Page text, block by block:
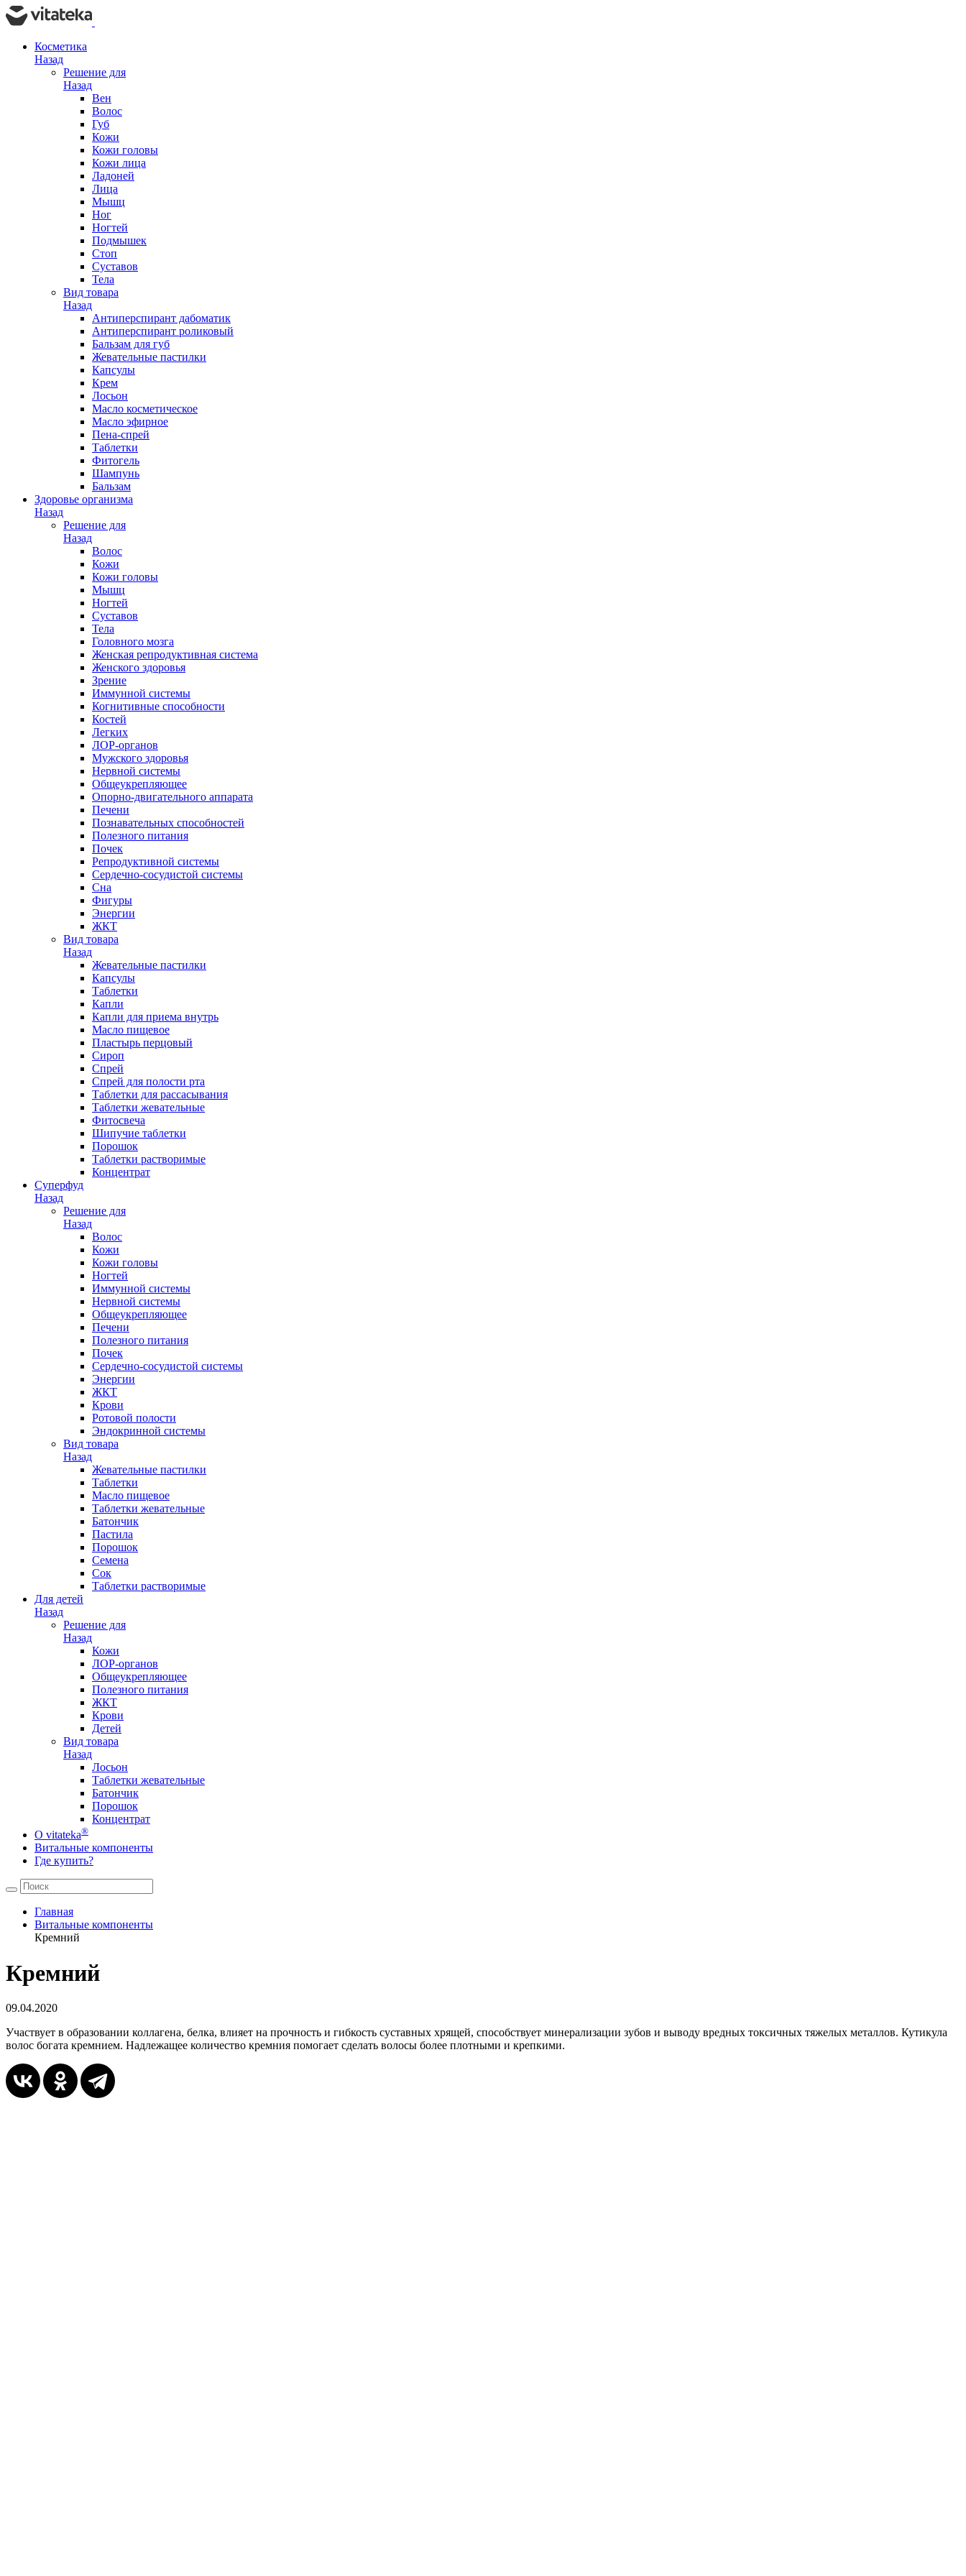
Косметика
Назад
Решение для
Назад
Вен
Волос
Губ
Кожи
Кожи головы
Кожи лица
Ладоней
Лица
Мышц
Ног
Ногтей
Подмышек
Стоп
Суставов
Тела
Вид товара
Назад
Антиперспирант дабоматик
Антиперспирант роликовый
Бальзам для губ
Жевательные пастилки
Капсулы
Крем
Лосьон
Масло косметическое
Масло эфирное
Пена-спрей
Таблетки
Фитогель
Шампунь
Бальзам
Здоровье организма
Назад
Решение для
Назад
Волос
Кожи
Кожи головы
Мышц
Ногтей
Суставов
Тела
Головного мозга
Женская репродуктивная система
Женского здоровья
Зрение
Иммунной системы
Когнитивные способности
Костей
Легких
ЛОР-органов
Мужского здоровья
Нервной системы
Общеукрепляющее
Опорно-двигательного аппарата
Печени
Познавательных способностей
Полезного питания
Почек
Репродуктивной системы
Сердечно-сосудистой системы
Сна
Фигуры
Энергии
ЖКТ
Вид товара
Назад
Жевательные пастилки
Капсулы
Таблетки
Капли
Капли для приема внутрь
Масло пищевое
Пластырь перцовый
Сироп
Спрей
Спрей для полости рта
Таблетки для рассасывания
Таблетки жевательные
Фитосвеча
Шипучие таблетки
Порошок
Таблетки растворимые
Концентрат
Суперфуд
Назад
Решение для
Назад
Волос
Кожи
Кожи головы
Ногтей
Иммунной системы
Нервной системы
Общеукрепляющее
Печени
Полезного питания
Почек
Сердечно-сосудистой системы
Энергии
ЖКТ
Крови
Ротовой полости
Эндокринной системы
Вид товара
Назад
Жевательные пастилки
Таблетки
Масло пищевое
Таблетки жевательные
Батончик
Пастила
Порошок
Семена
Сок
Таблетки растворимые
Для детей
Назад
Решение для
Назад
Кожи
ЛОР-органов
Общеукрепляющее
Полезного питания
ЖКТ
Крови
Детей
Вид товара
Назад
Лосьон
Таблетки жевательные
Батончик
Порошок
Концентрат
О vitateka®
Витальные компоненты
Где купить?
Главная
Витальные компоненты
Кремний
Кремний
09.04.2020
Участвует в образовании коллагена, белка, влияет на прочность и гибкость суставных хрящей, способствует минерализации зубов и выводу вредных токсичных тяжелых металлов. Кутикула
волос богата кремнием. Надлежащее количество кремния помогает сделать волосы более плотными и крепкими.